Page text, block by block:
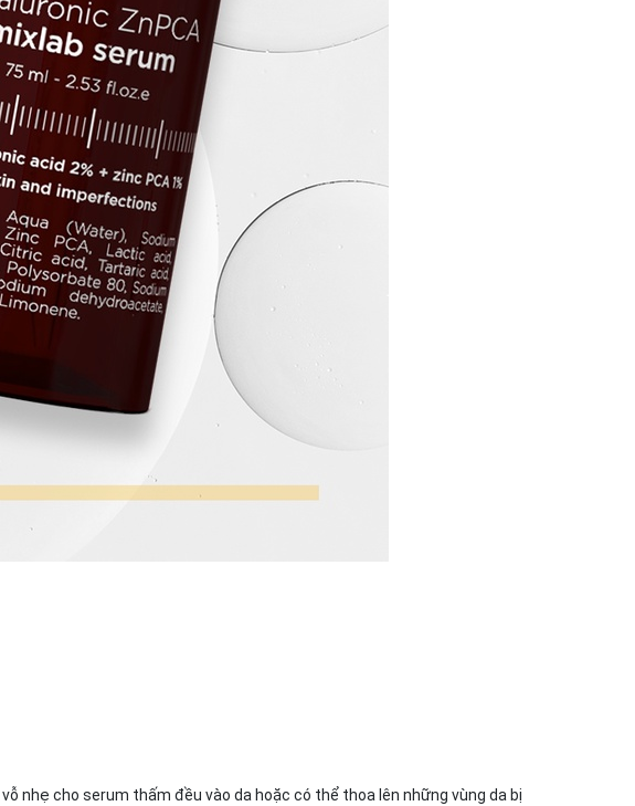
nhẹ cho serum thấm đều vào da hoặc có thể thoa lên những vùng da bị